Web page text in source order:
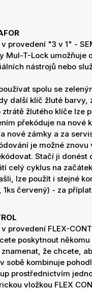
provedení "3 v 1" -
Mul-T-Lock
nástrojů nebo
spolu se
další klíč žluté
žlutého klíče lze
překóduje na nové
nové zámky a za
je možné
Stačí ji donést
celý cyklus na
lze použít i stejné
1ks červený) - za
provedení FLEX-
poskytnout
že chcete,
v sobě kombinuje
prostřednictvím
vložkou FLEX